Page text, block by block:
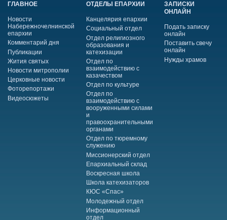
ГЛАВНОЕ
Новости
Набережночелнинской
епархии
Комментарий дня
Публикации
Жития святых
Новости митрополии
Церковные новости
Фоторепортажи
Видеосюжеты
ОТДЕЛЫ ЕПАРХИИ
Канцелярия епархии
Социальный отдел
Отдел религиозного
образования и
катехизации
Отдел по
взаимодействию с
казачеством
Отдел по культуре
Отдел по
взаимодействию с
вооруженными силами
и
правоохранительными
органами
Отдел по тюремному
служению
Миссионерский отдел
Епархиальный склад
Воскресная школа
Школа катехизаторов
КЮС «Спас»
Молодежный отдел
Информационный
отдел
ЗАПИСКИ
ОНЛАЙН
Подать записку
онлайн
Поставить свечу
онлайн
Нужды храмов